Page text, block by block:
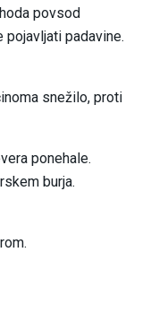
povsod
padavine.
snežilo, proti
ponehale.
burja.